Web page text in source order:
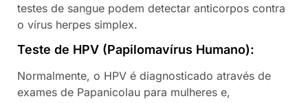
testes de sangue podem detectar anticorpos contra
o vírus herpes simplex.
Teste de HPV (Papilomavírus Humano):
Normalmente, o HPV é diagnosticado através de
exames de Papanicolau para mulheres e,